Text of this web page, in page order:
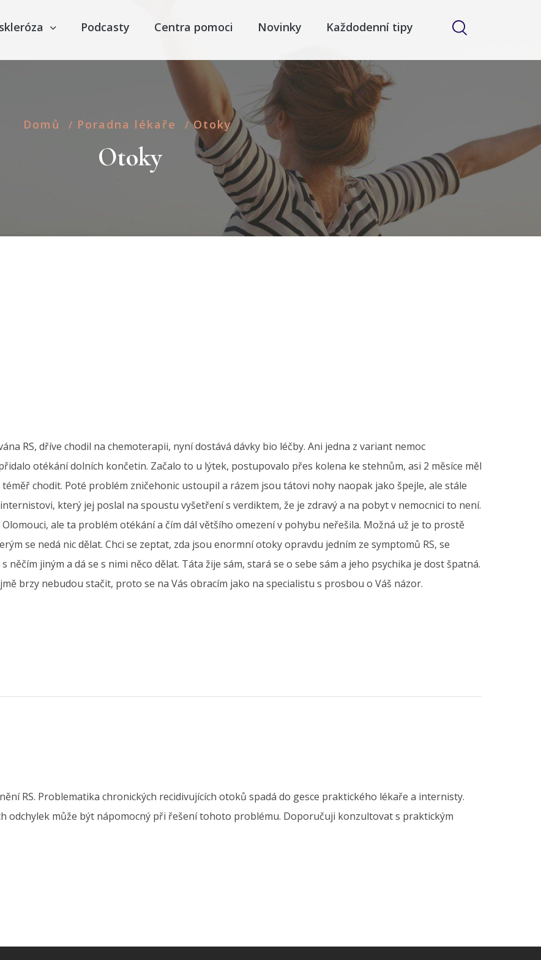
Podcasty Centra pomoci Novinky Každodenní tipy
Domů / Poradna lékaře / Otoky
Otoky
RS, dříve chodil na chemoterapii, nyní dostává dávky bio léčby. Ani jedna z variant nemoc
otékání dolních končetin. Začalo to u lýtek, postupovalo přes kolena ke stehnům, asi 2 měsíce měl
chodit. Poté problém zničehonic ustoupil a rázem jsou tátovi nohy naopak jako špejle, ale stále
který jej poslal na spoustu vyšetření s verdiktem, že je zdravý a na pobyt v nemocnici to není.
ale ta problém otékání a čím dál většího omezení v pohybu neřešila. Možná už je to prostě
se nedá nic dělat. Chci se zeptat, zda jsou enormní otoky opravdu jedním ze symptomů RS, se
jiným a dá se s nimi něco dělat. Táta žije sám, stará se o sebe sám a jeho psychika je dost špatná.
brzy nebudou stačit, proto se na Vás obracím jako na specialistu s prosbou o Váš názor.
RS. Problematika chronických recidivujících otoků spadá do gesce praktického lékaře a internisty.
odchylek může být nápomocný při řešení tohoto problému. Doporučuji konzultovat s praktickým